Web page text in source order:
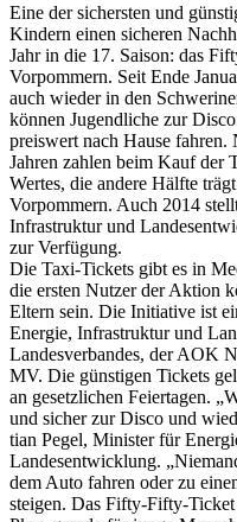
Eine der sichersten und
Kindern einen sicheren
Jahr in die 17. Saison: das
Vorpommern. Seit Ende
auch wieder in den
können Jugendliche zur
preiswert nach Hause
Jahren zahlen beim Kauf der
Wertes, die andere Hälfte
Vorpommern. Auch 2014
Infrastruktur und
zur Verfügung.
Die Taxi-Tickets gibt es in
die ersten Nutzer der Aktion
Eltern sein. Die Initiative ist
Energie, Infrastruktur und
Landesverbandes, der AOK
MV. Die günstigen Tickets
an gesetzlichen Feiertagen.
und sicher zur Disco und
tian Pegel, Minister für
Landesentwicklung.
dem Auto fahren oder zu
steigen. Das Fifty-Fifty-